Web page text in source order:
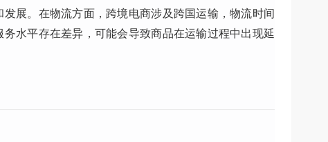
展。在物流方面，跨境电商涉及跨国运输，物流时间
水平存在差异，可能会导致商品在运输过程中出现延